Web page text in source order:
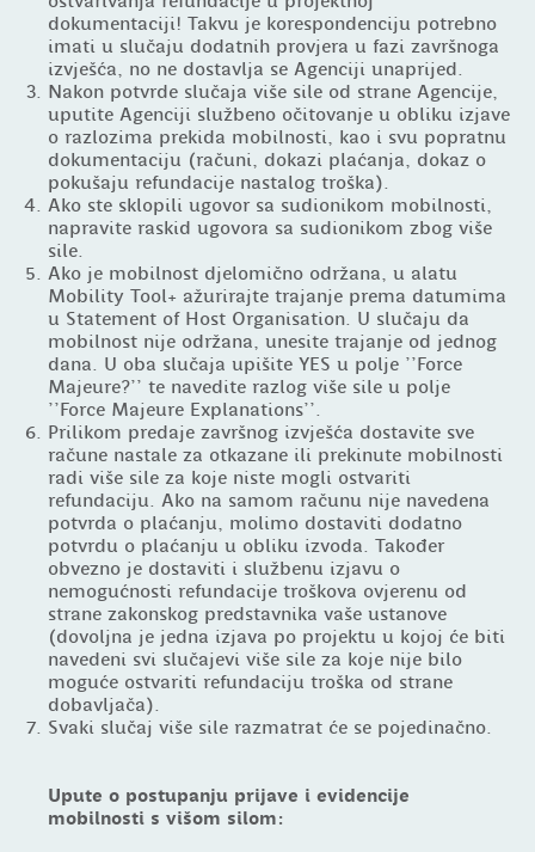
dokumentaciji! Takvu je korespondenciju potrebno
imati u slučaju dodatnih provjera u fazi završnoga
izvješća, no ne dostavlja se Agenciji unaprijed.
Nakon potvrde slučaja više sile od strane Agencije,
uputite Agenciji službeno očitovanje u obliku izjave
o razlozima prekida mobilnosti, kao i svu popratnu
dokumentaciju (računi, dokazi plaćanja, dokaz o
pokušaju refundacije nastalog troška).
Ako ste sklopili ugovor sa sudionikom mobilnosti,
napravite raskid ugovora sa sudionikom zbog više
sile.
Ako je mobilnost djelomično održana, u alatu
Mobility Tool+ ažurirajte trajanje prema datumima
u Statement of Host Organisation. U slučaju da
mobilnost nije održana, unesite trajanje od jednog
dana. U oba slučaja upišite YES u polje ''Force
Majeure?'' te navedite razlog više sile u polje
''Force Majeure Explanations''.
Prilikom predaje završnog izvješća dostavite sve
račune nastale za otkazane ili prekinute mobilnosti
radi više sile za koje niste mogli ostvariti
refundaciju. Ako na samom računu nije navedena
potvrda o plaćanju, molimo dostaviti dodatno
potvrdu o plaćanju u obliku izvoda. Također
obvezno je dostaviti i službenu izjavu o
nemogućnosti refundacije troškova ovjerenu od
strane zakonskog predstavnika vaše ustanove
(dovoljna je jedna izjava po projektu u kojoj će biti
navedeni svi slučajevi više sile za koje nije bilo
moguće ostvariti refundaciju troška od strane
dobavljača).
Svaki slučaj više sile razmatrat će se pojedinačno.
Upute o postupanju prijave i evidencije
mobilnosti s višom silom: